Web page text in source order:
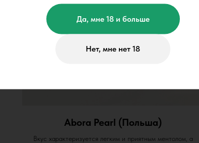
Да, мне 18 и больше
Нет, мне нет 18
Abora Pearl (Польша)
Вкус характеризуется легким и приятным ментолом, а